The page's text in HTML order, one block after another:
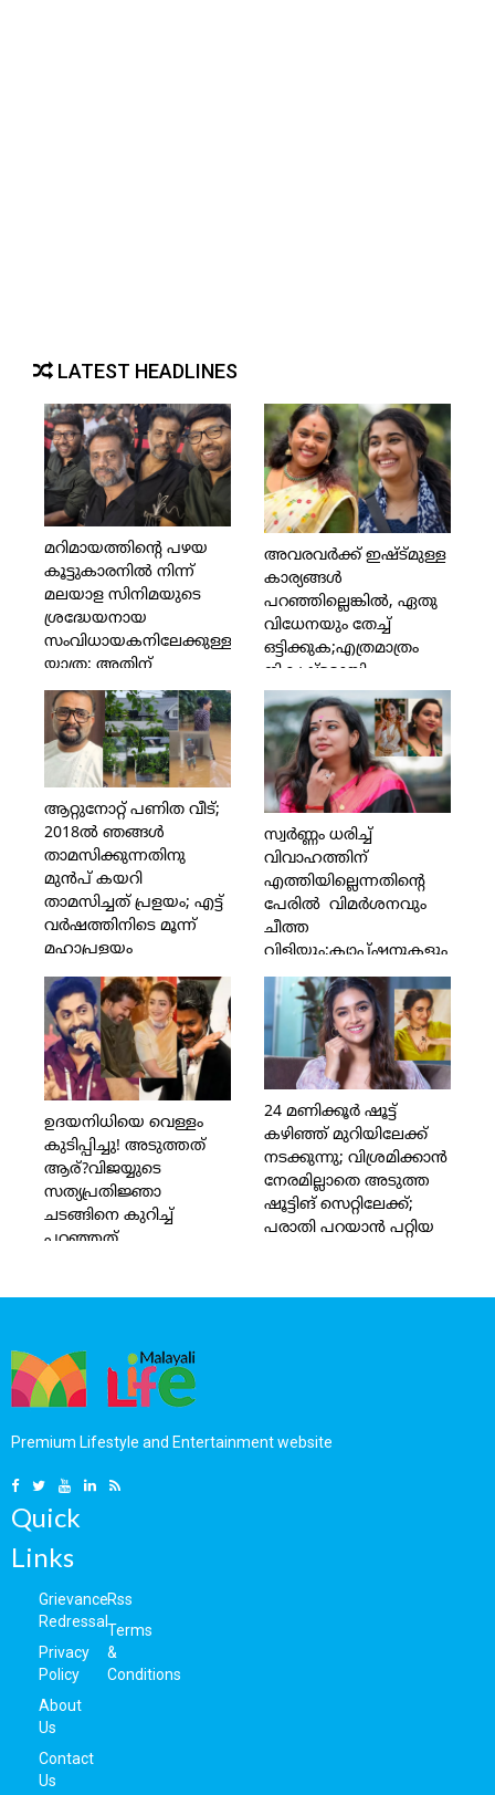
LATEST HEADLINES
മറിമായത്തിന്റെ പഴയ
കൂട്ടുകാരനില്‍ നിന്ന്
മലയാള സിനിമയുടെ
ശ്രദ്ധേയനായ
സംവിധായകനിലേക്കുള്ള
യാത്ര; അതിന്
സാക്ഷിയാകാന്‍
കഴിഞ്ഞതില്‍ സുഹൃത്ത്
എന്ന നിലയില്‍
സന്തോഷം; ജിയോ
ബേബിയെ കണ്ട് മുട്ടിയ
സന്തോഷം പങ്കിട്ട്
നിയാസ് ബക്കര്‍
അവരവര്‍ക്ക് ഇഷ്ട്മുള്ള
കാര്യങ്ങള്‍
പറഞ്ഞില്ലെങ്കില്‍, ഏതു
വിധേനയും തേച്ച്
ഒട്ടിക്കുക;എത്രമാത്രം
നികൃഷ്ട്ടമായി
സംസാരിക്കാമോ
അത്രയും
സംസാരിക്കുക;ഇത്രയധികം
വലിച്ചു കീറാന്‍ ഈ
മോള്‍ എന്താണ്
ചെയ്തത്? വല്ല
പണിക്കും പോയി
കുടുംബം പോറ്റാന്‍
നോക്ക്'; വിസ്മയ്ക്ക്
പിന്തുണയുമായി സീമ ജി
നായര്‍
ആറ്റുനോറ്റ് പണിത വീട്;
2018ല്‍ ഞങ്ങള്‍
താമസിക്കുന്നതിനു
മുന്‍പ് കയറി
താമസിച്ചത് പ്രളയം; എട്ട്
വര്‍ഷത്തിനിടെ മൂന്ന്
മഹാപ്രളയം
എത്തിയതോടെ താമസം
ഫ്‌ളാറ്റിലേക്ക് മാറ്റി;
ഇത്തവണ
ശാരിരികമായി
ബാധിച്ചിട്ടില്ലെങ്കിലും
മാനസികമായി
തളര്‍ത്തി; വീട്ടില്‍
വെളളം
കയറിയതിനെക്കുറിച്ച്
നടന്‍ പ്രശാന്ത്
അലക്‌സാണ്ടര്‍
സ്വര്‍ണ്ണം ധരിച്ച്
വിവാഹത്തിന്
എത്തിയില്ലെന്നതിന്റെ
പേരില്‍ വിമര്‍ശനവും
ചീത്ത
വിളിയും;ക്യാപ്ഷനുകളും
തമ്പ്‌നെയില്‍
ഫോട്ടോകളും കാരണം
അഹങ്കാരി പട്ടം;പല
സിറ്റുവേഷനിലും
അഡ്ജസ്റ്റ് ചെയ്ത്
നിന്നു;നടി ഗൗരി കൃഷ്ണ
പങ്ക് വച്ചത്
ഉദയനിധിയെ വെള്ളം
കുടിപ്പിച്ചു! അടുത്തത്
ആര്?വിജയ്യുടെ
സത്യപ്രതിജ്ഞാ
ചടങ്ങിനെ കുറിച്ച്
പറഞ്ഞത്
'തുന്നി' വെച്ചോ
ഒരെണ്ണമെന്ന്
കമെന്റുകള്‍; ട്രോള്‍
മറുപടിയുമായി നടന്‍
24 മണിക്കൂര്‍ ഷൂട്ട്
കഴിഞ്ഞ് മുറിയിലേക്ക്
നടക്കുന്നു; വിശ്രമിക്കാന്‍
നേരമില്ലാതെ അടുത്ത
ഷൂട്ടിങ് സെറ്റിലേക്ക്;
പരാതി പറയാന്‍ പറ്റിയ
മണിക്കൂര്‍ നിര്‍ത്താതെ
Premium Lifestyle and Entertainment website
Quick
Links
Grievance
Redressal
Privacy
Policy
About
Us
Contact
Us
Rss
Terms
&
Conditions